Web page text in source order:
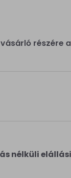
részére
nélküli